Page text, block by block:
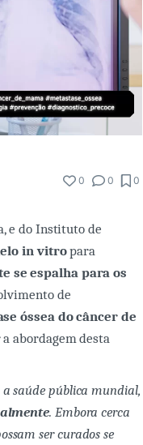
0 0 0
e do Instituto de
in vitropara
se espalha para os
de
óssea do câncer de
abordagem desta
saúde pública mundial,
. Embora cerca
ser curados se